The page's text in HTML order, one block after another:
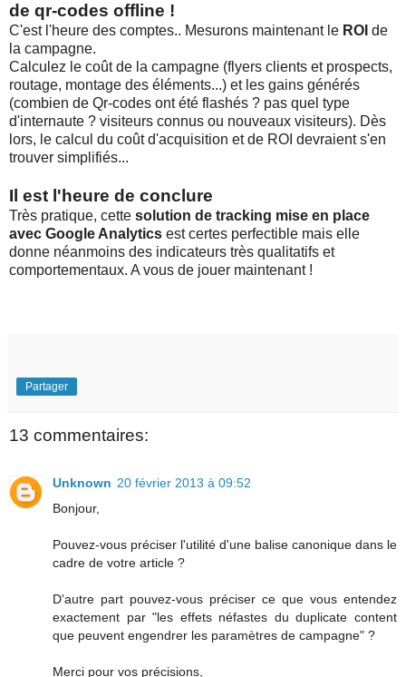
de qr-codes offline !
C'est l'heure des comptes.. Mesurons maintenant le ROI de
la campagne.
Calculez le coût de la campagne (flyers clients et prospects,
routage, montage des éléments...) et les gains générés
(combien de Qr-codes ont été flashés ? pas quel type
d'internaute ? visiteurs connus ou nouveaux visiteurs). Dès
lors, le calcul du coût d'acquisition et de ROI devraient s'en
trouver simplifiés...
Il est l'heure de conclure
Très pratique, cette solution de tracking mise en place
avec Google Analytics est certes perfectible mais elle
donne néanmoins des indicateurs très qualitatifs et
comportementaux. A vous de jouer maintenant !
Partager
13 commentaires:
Unknown 20 février 2013 à 09:52
Bonjour,
Pouvez-vous préciser l'utilité d'une balise canonique dans le
cadre de votre article ?
D'autre part pouvez-vous préciser ce que vous entendez
exactement par "les effets néfastes du duplicate content
que peuvent engendrer les paramètres de campagne" ?
Merci pour vos précisions,